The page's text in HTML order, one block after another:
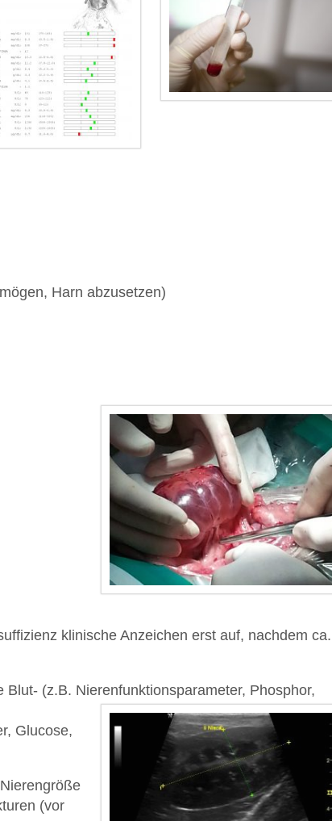
Harn abzusetzen)
klinische Anzeichen erst auf, nachdem ca.
(z.B. Nierenfunktionsparameter, Phosphor,
Glucose,
(vor